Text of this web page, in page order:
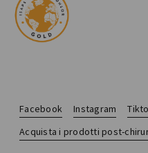
Facebook Instagram
Acquista i prodotti post-